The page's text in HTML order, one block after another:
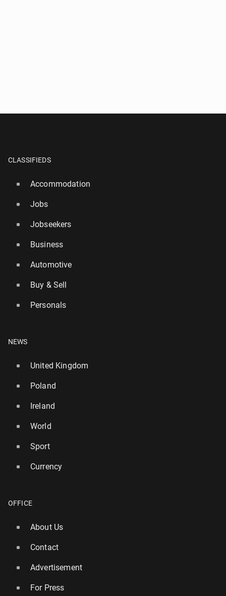
CLASSIFIEDS
Accommodation
Jobs
Jobseekers
Business
Automotive
Buy & Sell
Personals
NEWS
United Kingdom
Poland
Ireland
World
Sport
Currency
OFFICE
About Us
Contact
Advertisement
For Press